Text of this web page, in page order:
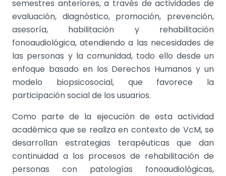
semestres anteriores, a través de actividades de
evaluación, diagnóstico, promoción, prevención,
asesoría, habilitación y rehabilitación
fonoaudiológica, atendiendo a las necesidades de
las personas y la comunidad, todo ello desde un
enfoque basado en los Derechos Humanos y un
modelo biopsicosocial, que favorece la
participación social de los usuarios.
Como parte de la ejecución de esta actividad
académica que se realiza en contexto de VcM, se
desarrollan estrategias terapéuticas que dan
continuidad a los procesos de rehabilitación de
personas con patologías fonoaudiológicas,